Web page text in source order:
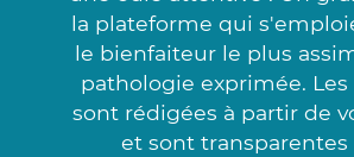
la plateforme qui
le bienfaiteur le plus
pathologie exprimée. Les
sont rédigées à partir de
et sont transparentes